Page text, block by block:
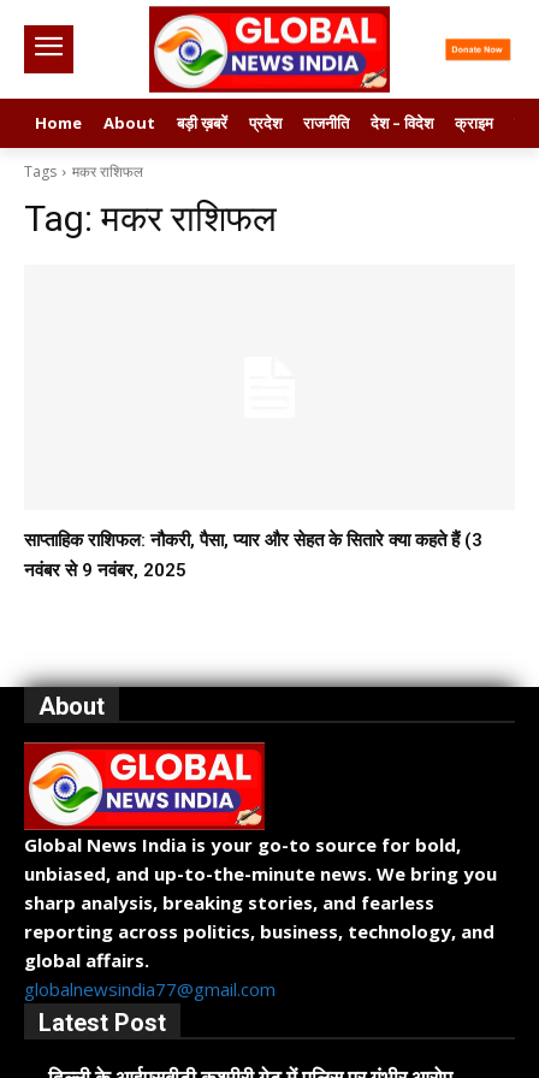
Home About बड़ी ख़बरें प्रदेश राजनीति देश – विदेश क्राइम
Tags मकर राशिफल
Tag:मकर राशिफल
साप्ताहिक राशिफल: नौकरी, पैसा, प्यार और सेहत के सितारे क्या कहते हैं (3
नवंबर से 9 नवंबर, 2025
About
Global News India is your go-to source for bold,
unbiased, and up-to-the-minute news. We bring you
sharp analysis, breaking stories, and fearless
reporting across politics, business, technology, and
global affairs.
globalnewsindia77@gmail.com
Latest Post